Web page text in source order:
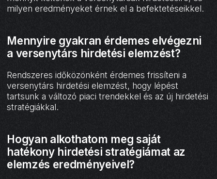
milyen eredményeket érnek el a befektetéseikkel.
Mennyire gyakran érdemes elvégezni
a versenytárs hirdetési elemzést?
Rendszeres időközönként érdemes frissíteni a
versenytárs hirdetési elemzést, hogy lépést
tartsunk a változó piaci trendekkel és az új hirdetési
stratégiákkal.
Hogyan alkothatom meg saját
hatékony hirdetési stratégiámat az
elemzés eredményeivel?